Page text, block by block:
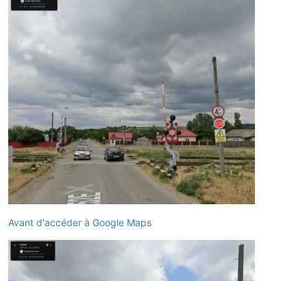
Avant d'accéder à Google Maps